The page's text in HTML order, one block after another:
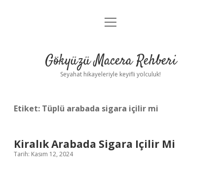
Anasayfa
Yasal Uyarı
menüyü
Gökyüzü Macera Rehberi
Seyahat hikayeleriyle keyifli yolculuk!
Etiket: Tüplü arabada sigara içilir mi
Kiralık Arabada Sigara Içilir Mi
Tarih: Kasım 12, 2024